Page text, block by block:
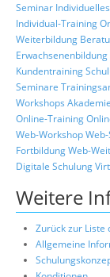
Seminar
Individual-Training
Weiterbildung
Erwachsenenbildung
Kundentraining
Seminare
Workshops Akademie
Online-Training
Web-Workshop
FortbildungWeb-
Digitale Schulung
Weitere
Zurück zur Liste
Allgemeine